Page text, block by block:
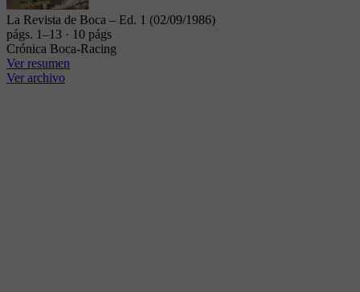
La Revista de Boca – Ed. 1 (02/09/1986)
págs. 1–13 · 10 págs
Crónica Boca-Racing
Ver resumen
Ver archivo